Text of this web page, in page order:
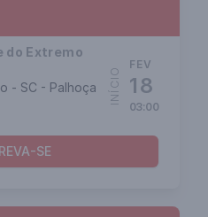
do Extremo
- SC - Palhoça
INÍCIO
FEV
18
03:00
SE